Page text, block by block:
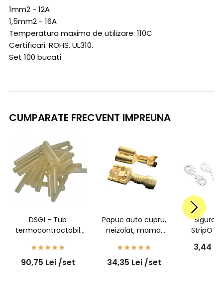
1mm2 - 12A
1,5mm2 - 16A
Temperatura maxima de utilizare: 110C
Certificari: ROHS, UL310.
Set 100 bucati.
CUMPARATE FRECVENT IMPREUNA
DSG1 - Tub
termocontractabil
- 6/1,4 - set 100
bucati
90,75 Lei /set
Papuc auto cupru,
neizolat, mama,
opritor, pentru fir de
1,5mm2 - 100buc/set
34,35 Lei /set
3,44